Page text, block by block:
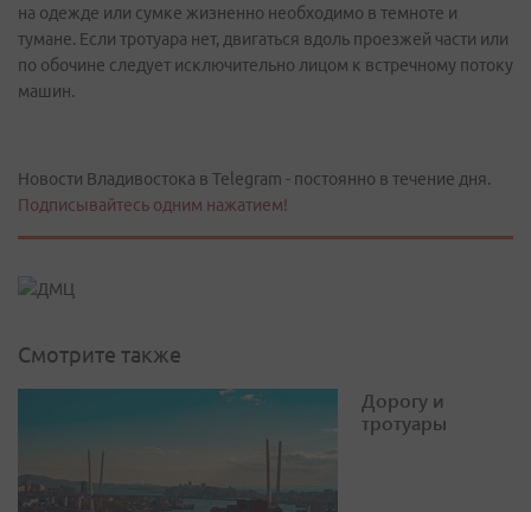
на одежде или сумке жизненно необходимо в темноте и
тумане. Если тротуара нет, двигаться вдоль проезжей части или
по обочине следует исключительно лицом к встречному потоку
машин.
Новости Владивостока в Telegram - постоянно в течение дня.
Подписывайтесь одним нажатием!
Смотрите также
Дорогу и
тротуары